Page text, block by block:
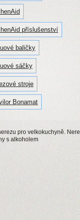
příslušenství
baličky
sáčky
stroje
Bonamat
pro velkokuchyně.
s alkoholem